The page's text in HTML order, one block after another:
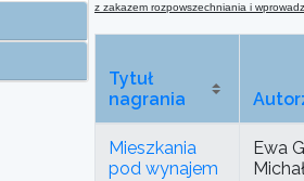
z zakazem rozpowszechniania i
Tytuł
nagrania
Mieszkania
pod wynajem
Ewa